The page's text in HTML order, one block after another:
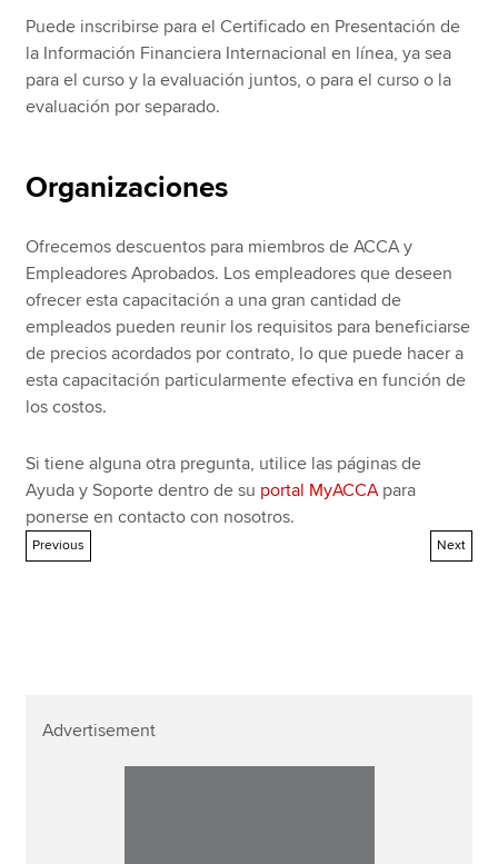
Puede inscribirse para el Certificado en Presentación de
la Información Financiera Internacional en línea, ya sea
para el curso y la evaluación juntos, o para el curso o la
evaluación por separado.
Organizaciones
Ofrecemos descuentos para miembros de ACCA y
Empleadores Aprobados. Los empleadores que deseen
ofrecer esta capacitación a una gran cantidad de
empleados pueden reunir los requisitos para beneficiarse
de precios acordados por contrato, lo que puede hacer a
esta capacitación particularmente efectiva en función de
los costos.
Si tiene alguna otra pregunta, utilice las páginas de
Ayuda y Soporte dentro de su portal MyACCApara
ponerse en contacto con nosotros.
Previous Next
Advertisement